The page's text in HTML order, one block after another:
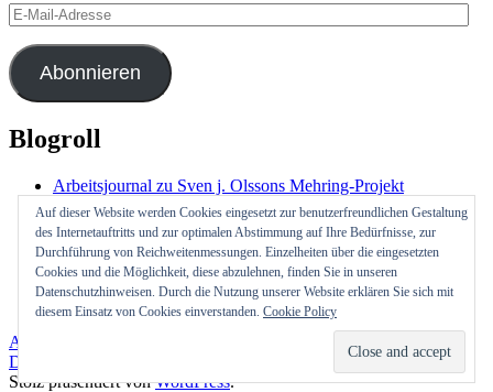
E-
Mail-
Adresse
Abonnieren
Blogroll
Arbeitsjournal zu Sven j. Olssons Mehring-Projekt
Frau Indica aus FFO
Rubelmanns Parkwacht
Sophie in New York
Textweide
Utes Berlin
Walter Mehring
Auf dieser Website werden Cookies eingesetzt zur benutzerfreundlichen Gestaltung
des Internetauftritts und zur optimalen Abstimmung auf Ihre Bedürfnisse, zur
Durchführung von Reichweitenmessungen. Einzelheiten über die eingesetzten
Cookies und die Möglichkeit, diese abzulehnen, finden Sie in unseren
Datenschutzhinweisen. Durch die Nutzung unserer Website erklären Sie sich mit
diesem Einsatz von Cookies einverstanden. Cookie Policy
Andreas Oppermann
Datenschutz
Stolz präsentiert vonWordPress.